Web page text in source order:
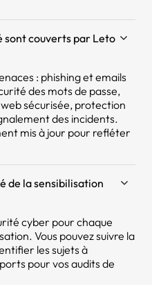
sont couverts par Leto
: phishing et emails
des mots de passe,
sécurisée, protection
des incidents.
mis à jour pour refléter
de la sensibilisation
cyber pour chaque
Vous pouvez suivre la
les sujets à
pour vos audits de